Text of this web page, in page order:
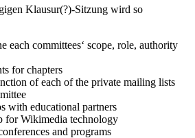
Klausur(?)-Sitzung wird so
each committees‘ scope, role, authority
for chapters
of each of the private mailing lists
with educational partners
for Wikimedia technology
and programs